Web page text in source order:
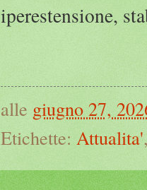
iperestensione,
alle giugno 27,
Etichette: Attualita'